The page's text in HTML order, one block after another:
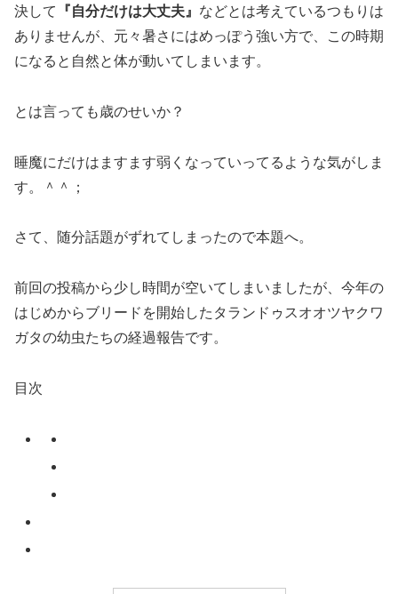
決して 『自分だけは大丈夫』 などとは考えているつもりは
ありませんが、元々暑さにはめっぽう強い方で、この時期
になると自然と体が動いてしまいます。
とは言っても歳のせいか？
睡魔にだけはますます弱くなっていってるような気がしま
す。＾＾；
さて、随分話題がずれてしまったので本題へ。
前回の投稿から少し時間が空いてしまいましたが、今年の
はじめからブリードを開始したタランドゥスオオツヤクワ
ガタの幼虫たちの経過報告です。
目次